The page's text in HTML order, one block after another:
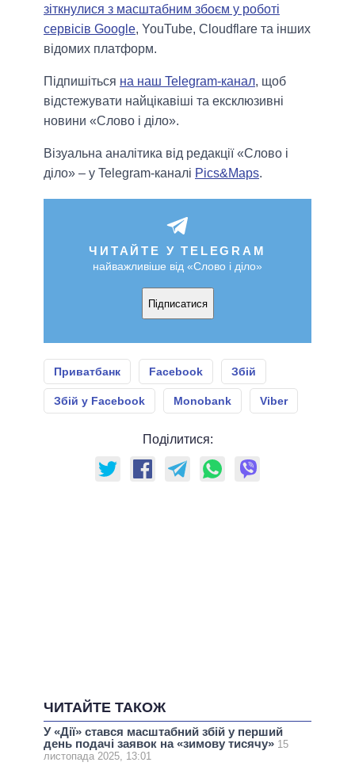
зіткнулися з масштабним збоєм у роботі
сервісів Google, YouTube, Cloudflare та інших
відомих платформ.
Підпишіться на наш Telegram-канал, щоб
відстежувати найцікавіші та ексклюзивні
новини «Слово і діло».
Візуальна аналітика від редакції «Слово і
діло» – у Telegram-каналі Pics&Maps.
ЧИТАЙТЕ У TELEGRAM
найважливіше від «Слово і діло»
Підписатися
Приватбанк Facebook Збій
Збій у Facebook Monobank Viber
Поділитися:
ЧИТАЙТЕ ТАКОЖ
У «Дії» стався масштабний збій у перший
день подачі заявок на «зимову тисячу» 15
листопада 2025, 13:01